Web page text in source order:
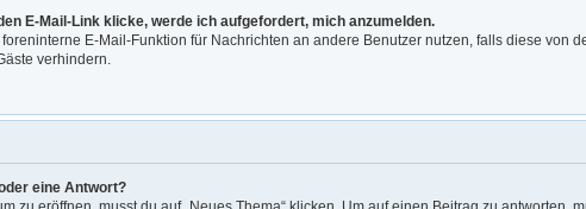
E-Mail-Link klicke, werde ich aufgefordert, mich anzumelden.
E-Mail-Funktion für Nachrichten an andere Benutzer nutzen, falls diese von
verhindern.
eine Antwort?